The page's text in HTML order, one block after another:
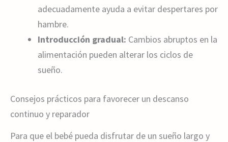
adecuadamente ayuda a evitar despertares por
hambre.
Introducción gradual: Cambios abruptos en la
alimentación pueden alterar los ciclos de
sueño.
Consejos prácticos para favorecer un descanso
continuo y reparador
Para que el bebé pueda disfrutar de un sueño largo y